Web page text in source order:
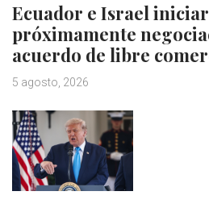
Ecuador e Israel
próximamente
acuerdo de libre
5 agosto, 2026